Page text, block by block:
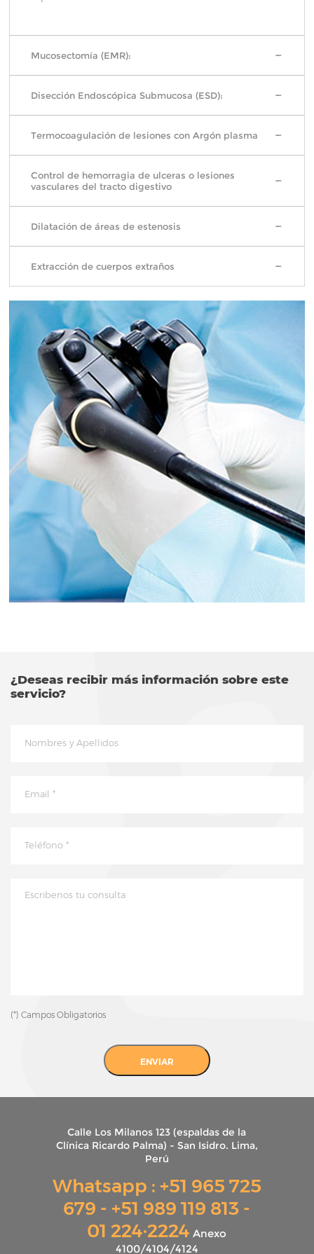
Mucosectomía (EMR):
Disección Endoscópica Submucosa (ESD):
Termocoagulación de lesiones con Argón plasma
Control de hemorragia de ulceras o lesiones
vasculares del tracto digestivo
Dilatación de áreas de estenosis
Extracción de cuerpos extraños
¿Deseas recibir más información sobre este
servicio?
(*) Campos Obligatorios
ENVIAR
Calle Los Milanos 123 (espaldas de la
Clínica Ricardo Palma) - San Isidro. Lima,
Perú
Whatsapp : +51 965 725
679 - +51 989 119 813 -
01 224·2224 Anexo
4100/4104/4124